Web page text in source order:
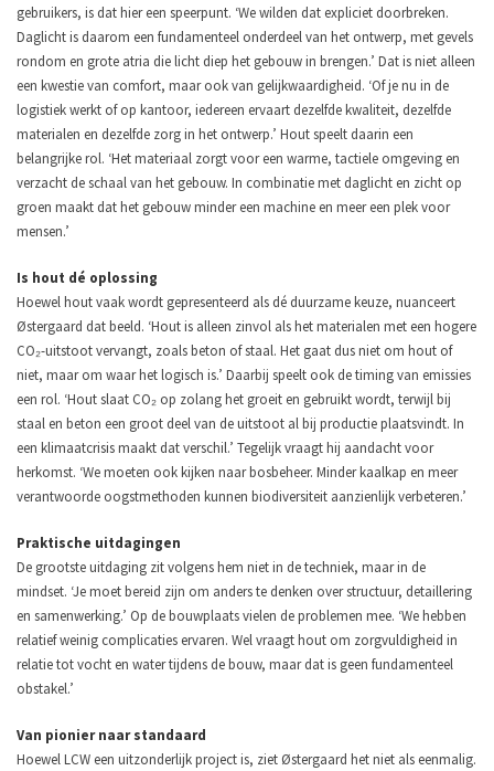
gebruikers, is dat hier een speerpunt. ‘We wilden dat expliciet doorbreken.
Daglicht is daarom een fundamenteel onderdeel van het ontwerp, met gevels
rondom en grote atria die licht diep het gebouw in brengen.’ Dat is niet alleen
een kwestie van comfort, maar ook van gelijkwaardigheid. ‘Of je nu in de
logistiek werkt of op kantoor, iedereen ervaart dezelfde kwaliteit, dezelfde
materialen en dezelfde zorg in het ontwerp.’ Hout speelt daarin een
belangrijke rol. ‘Het materiaal zorgt voor een warme, tactiele omgeving en
verzacht de schaal van het gebouw. In combinatie met daglicht en zicht op
groen maakt dat het gebouw minder een machine en meer een plek voor
mensen.’
Is hout dé oplossing
Hoewel hout vaak wordt gepresenteerd als dé duurzame keuze, nuanceert
Østergaard dat beeld. ‘Hout is alleen zinvol als het materialen met een hogere
CO₂-uitstoot vervangt, zoals beton of staal. Het gaat dus niet om hout of
niet, maar om waar het logisch is.’ Daarbij speelt ook de timing van emissies
een rol. ‘Hout slaat CO₂ op zolang het groeit en gebruikt wordt, terwijl bij
staal en beton een groot deel van de uitstoot al bij productie plaatsvindt. In
een klimaatcrisis maakt dat verschil.’ Tegelijk vraagt hij aandacht voor
herkomst. ‘We moeten ook kijken naar bosbeheer. Minder kaalkap en meer
verantwoorde oogstmethoden kunnen biodiversiteit aanzienlijk verbeteren.’
Praktische uitdagingen
De grootste uitdaging zit volgens hem niet in de techniek, maar in de
mindset. ‘Je moet bereid zijn om anders te denken over structuur, detaillering
en samenwerking.’ Op de bouwplaats vielen de problemen mee. ‘We hebben
relatief weinig complicaties ervaren. Wel vraagt hout om zorgvuldigheid in
relatie tot vocht en water tijdens de bouw, maar dat is geen fundamenteel
obstakel.’
Van pionier naar standaard
Hoewel LCW een uitzonderlijk project is, ziet Østergaard het niet als eenmalig.